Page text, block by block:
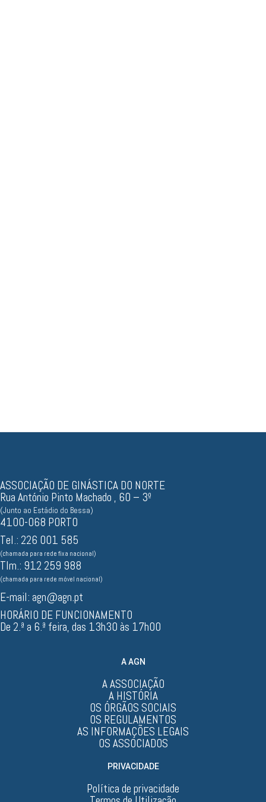
ASSOCIAÇÃO DE GINÁSTICA DO NORTE
Rua António Pinto Machado , 60 – 3º
(Junto ao Estádio do Bessa)
4100-068 PORTO
Tel.: 226 001 585
(chamada para rede fixa nacional)
Tlm.: 912 259 988
(chamada para rede móvel nacional)
E-mail: agn@agn.pt
HORÁRIO DE FUNCIONAMENTO
De 2.ª a 6.ª feira, das 13h30 às 17h00
A AGN
A ASSOCIAÇÃO
A HISTÓRIA
OS ÓRGÃOS SOCIAIS
OS REGULAMENTOS
AS INFORMAÇÕES LEGAIS
OS ASSOCIADOS
PRIVACIDADE
Política de privacidade